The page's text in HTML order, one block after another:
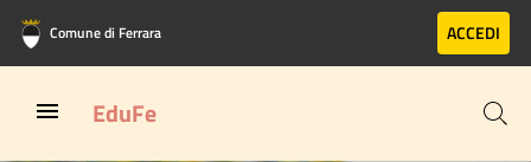
Vai al contenuto principale
Vai al footer
Comune di Ferrara ACCEDI
EduFe